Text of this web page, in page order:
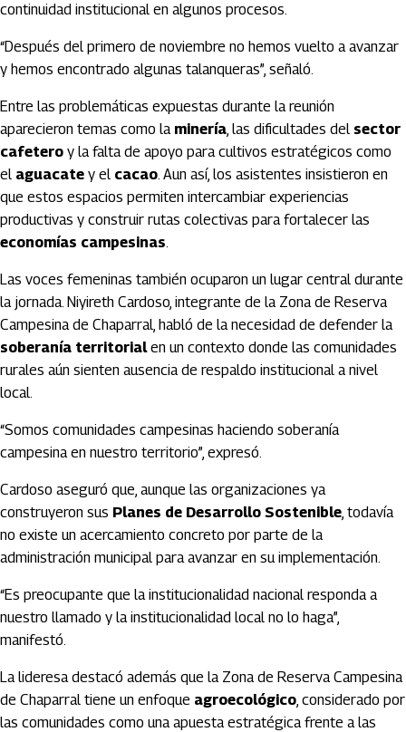
continuidad institucional en algunos procesos.
“Después del primero de noviembre no hemos vuelto a avanzar
y hemos encontrado algunas talanqueras”, señaló.
Entre las problemáticas expuestas durante la reunión
aparecieron temas como la minería, las dificultades del sector
cafetero y la falta de apoyo para cultivos estratégicos como
el aguacate y el cacao. Aun así, los asistentes insistieron en
que estos espacios permiten intercambiar experiencias
productivas y construir rutas colectivas para fortalecer las
economías campesinas.
Las voces femeninas también ocuparon un lugar central durante
la jornada. Niyireth Cardoso, integrante de la Zona de Reserva
Campesina de Chaparral, habló de la necesidad de defender la
soberanía territorialen un contexto donde las comunidades
rurales aún sienten ausencia de respaldo institucional a nivel
local.
“Somos comunidades campesinas haciendo soberanía
campesina en nuestro territorio”, expresó.
Cardoso aseguró que, aunque las organizaciones ya
construyeron sus Planes de Desarrollo Sostenible, todavía
no existe un acercamiento concreto por parte de la
administración municipal para avanzar en su implementación.
“Es preocupante que la institucionalidad nacional responda a
nuestro llamado y la institucionalidad local no lo haga”,
manifestó.
La lideresa destacó además que la Zona de Reserva Campesina
de Chaparral tiene un enfoque agroecológico, considerado por
las comunidades como una apuesta estratégica frente a las